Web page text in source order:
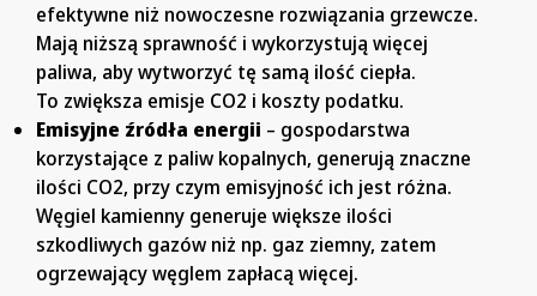
efektywne niż nowoczesne rozwiązania grzewcze.
Mają niższą sprawność i wykorzystują więcej
paliwa, aby wytworzyć tę samą ilość ciepła.
To zwiększa emisje CO2 i koszty podatku.
Emisyjne źródła energii – gospodarstwa
korzystające z paliw kopalnych, generują znaczne
ilości CO2, przy czym emisyjność ich jest różna.
Węgiel kamienny generuje większe ilości
szkodliwych gazów niż np. gaz ziemny, zatem
ogrzewający węglem zapłacą więcej.